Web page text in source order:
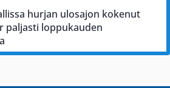
hurjan ulosajon kokenut
paljasti loppukauden